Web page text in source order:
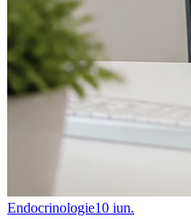
Endocrinologie10 iun.